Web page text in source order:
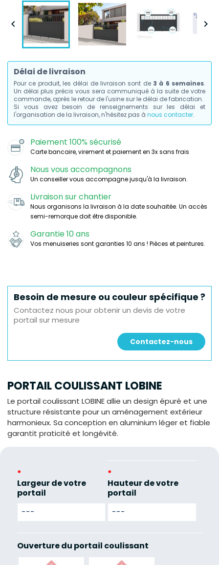
 
Délai de livraison
Pour ce produit, les délai de livraison sont de 3 à 6 semaines.
Un délai plus précis vous sera communiqué à la suite de votre
commande, après le retour de l'usine sur le délai de fabrication.
Si vous avez besoin de renseignements sur les délai et
l'organisation de la livraison, n'hésitez pas à nous contacter.
Paiement 100% sécurisé
Carte bancaire, virement et paiement en 3x sans frais
Nous vous accompagnons
Un conseiller vous accompagne jusqu'à la livraison.
Livraison sur chantier
Nous organisons la livraison à la date souhaitée. Un accès
semi-remorque doit être disponible.
Garantie 10 ans
Vos menuiseries sont garanties 10 ans ! Pièces et peintures.
Besoin de mesure ou couleur spécifique ?
Contactez nous pour obtenir un devis de votre
portail sur mesure
Contactez-nous
PORTAIL COULISSANT LOBINE
Le portail coulissant LOBINE allie un design épuré et une
structure résistante pour un aménagement extérieur
harmonieux. Sa conception en aluminium léger et fiable
garantit praticité et longévité.
*
Largeur de votre
portail
*
Hauteur de votre
portail
Ouverture du portail coulissant